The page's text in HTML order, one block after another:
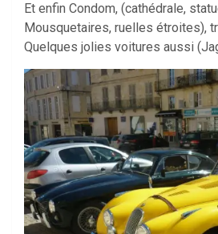
Et enfin Condom, (cathédrale,
Mousquetaires, ruelles étroites),
Quelques jolies voitures aussi